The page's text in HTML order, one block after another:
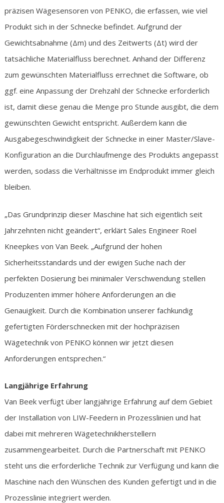
präzisen Wägesensoren von PENKO, die erfassen, wie viel
Produkt sich in der Schnecke befindet. Aufgrund der
Gewichtsabnahme (Δm) und des Zeitwerts (Δt) wird der
tatsächliche Materialfluss berechnet. Anhand der Differenz
zum gewünschten Materialfluss errechnet die Software, ob
ggf. eine Anpassung der Drehzahl der Schnecke erforderlich
ist, damit diese genau die Menge pro Stunde ausgibt, die dem
gewünschten Gewicht entspricht. Außerdem kann die
Ausgabegeschwindigkeit der Schnecke in einer Master/Slave-
Konfiguration an die Durchlaufmenge des Produkts angepasst
werden, sodass die Verhältnisse im Endprodukt immer gleich
bleiben.
„Das Grundprinzip dieser Maschine hat sich eigentlich seit
Jahrzehnten nicht geändert“, erklärt Sales Engineer Roel
Kneepkes von Van Beek. „Aufgrund der hohen
Sicherheitsstandards und der ewigen Suche nach der
perfekten Dosierung bei minimaler Verschwendung stellen
Produzenten immer höhere Anforderungen an die
Genauigkeit. Durch die Kombination unserer fachkundig
gefertigten Förderschnecken mit der hochpräzisen
Wägetechnik von PENKO können wir jetzt diesen
Anforderungen entsprechen.“
Langjährige Erfahrung
Van Beek verfügt über langjährige Erfahrung auf dem Gebiet
der Installation von LIW-Feedern in Prozesslinien und hat
dabei mit mehreren Wägetechnikherstellern
zusammengearbeitet. Durch die Partnerschaft mit PENKO
steht uns die erforderliche Technik zur Verfügung und kann die
Maschine nach den Wünschen des Kunden gefertigt und in die
Prozesslinie integriert werden.